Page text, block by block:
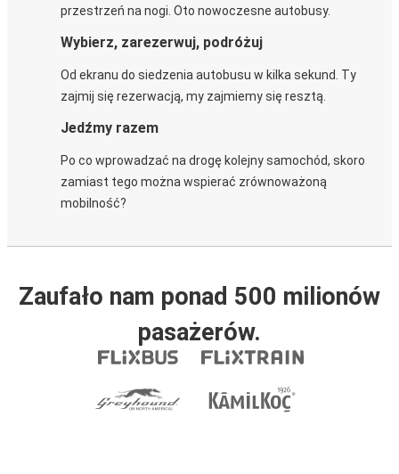
przestrzeń na nogi. Oto nowoczesne autobusy.
Wybierz, zarezerwuj, podróżuj
Od ekranu do siedzenia autobusu w kilka sekund. Ty
zajmij się rezerwacją, my zajmiemy się resztą.
Jedźmy razem
Po co wprowadzać na drogę kolejny samochód, skoro
zamiast tego można wspierać zrównoważoną
mobilność?
Zaufało nam ponad 500 milionów
pasażerów.